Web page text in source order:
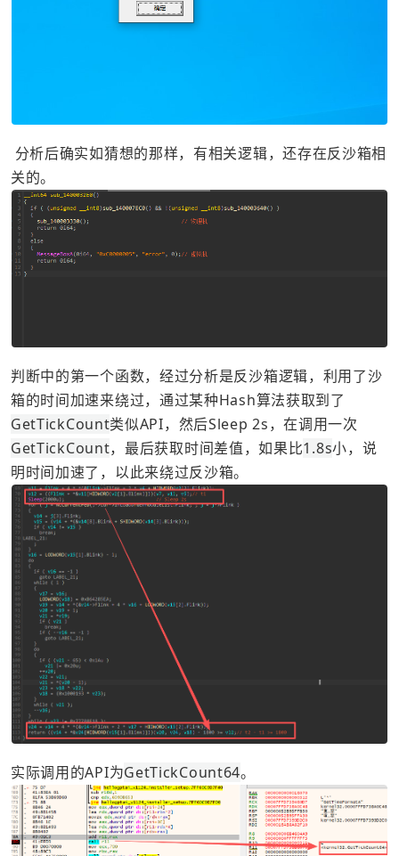
分析后确实如猜想的那样，有相关逻辑，还存在反沙箱相
关的。
判断中的第一个函数，经过分析是反沙箱逻辑，利用了沙
箱的时间加速来绕过，通过某种Hash算法获取到了
GetTickCount类似API，然后Sleep 2s，在调用一次
GetTickCount，最后获取时间差值，如果比1.8s小，说
明时间加速了，以此来绕过反沙箱。
实际调用的API为GetTickCount64。